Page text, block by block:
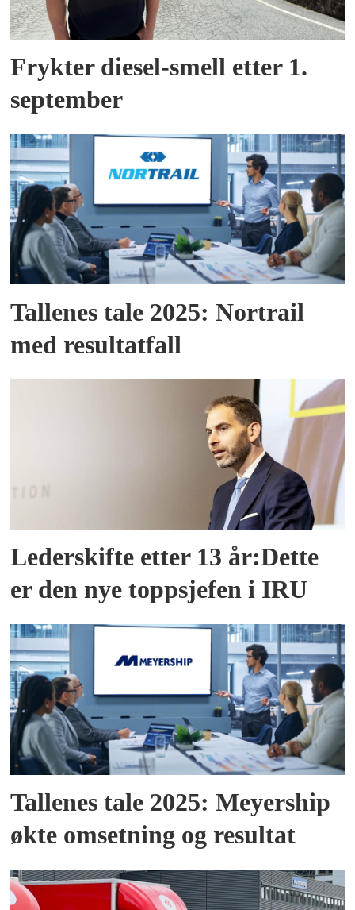
Frykter diesel-smell etter 1.
september
Tallenes tale 2025: Nortrail
med resultatfall
Lederskifte etter 13 år:Dette
er den nye toppsjefen i IRU
Tallenes tale 2025: Meyership
økte omsetning og resultat